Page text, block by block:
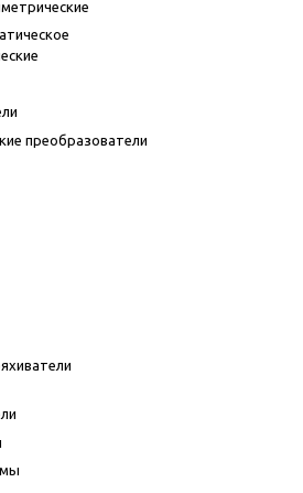
преобразователи